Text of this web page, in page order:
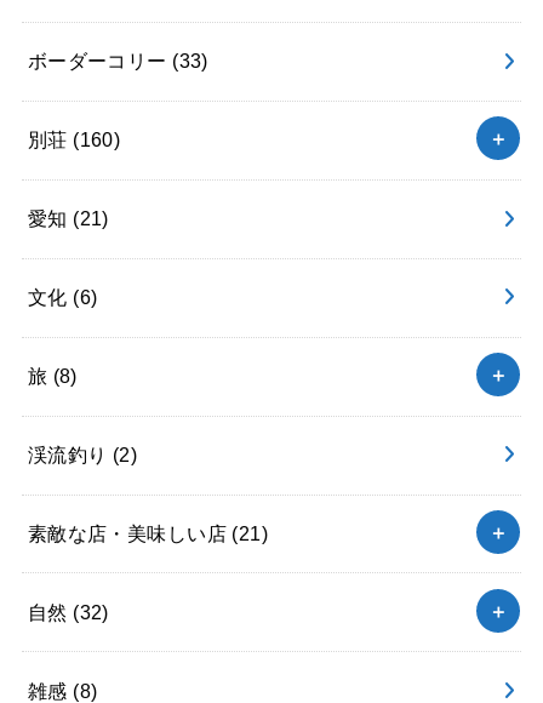
ボーダーコリー (33)
別荘 (160)
愛知 (21)
文化 (6)
旅 (8)
渓流釣り (2)
素敵な店・美味しい店 (21)
自然 (32)
雑感 (8)